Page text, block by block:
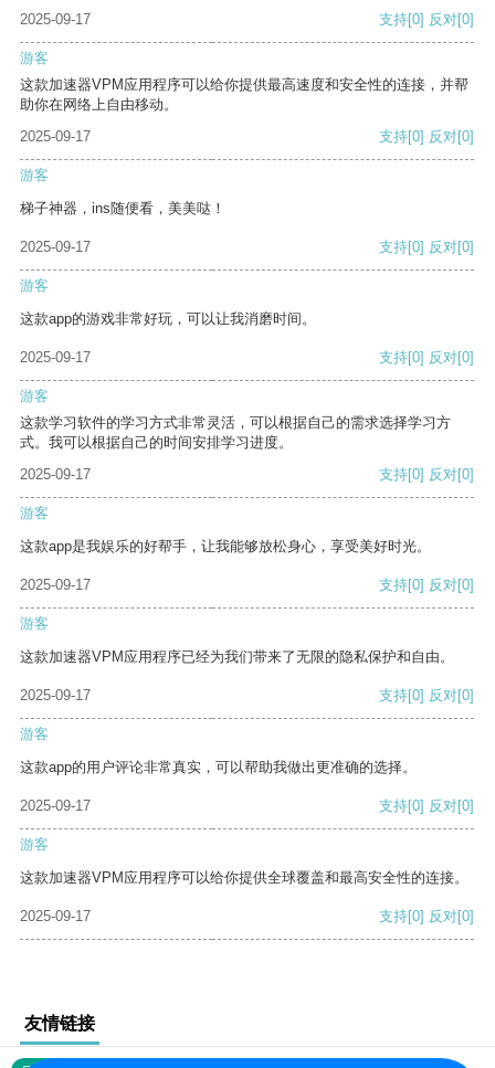
2025-09-17
支持[0] 反对[0]
游客
这款加速器VPM应用程序可以给你提供最高速度和安全性的连接，并帮
助你在网络上自由移动。
2025-09-17
支持[0] 反对[0]
游客
梯子神器，ins随便看，美美哒！
2025-09-17 支持[0] 反对[0]
游客
这款app的游戏非常好玩，可以让我消磨时间。
2025-09-17 支持[0] 反对[0]
游客
这款学习软件的学习方式非常灵活，可以根据自己的需求选择学习方
式。我可以根据自己的时间安排学习进度。
2025-09-17
支持[0] 反对[0]
游客
这款app是我娱乐的好帮手，让我能够放松身心，享受美好时光。
2025-09-17 支持[0] 反对[0]
游客
这款加速器VPM应用程序已经为我们带来了无限的隐私保护和自由。
2025-09-17 支持[0] 反对[0]
游客
这款app的用户评论非常真实，可以帮助我做出更准确的选择。
2025-09-17 支持[0] 反对[0]
游客
这款加速器VPM应用程序可以给你提供全球覆盖和最高安全性的连接。
2025-09-17 支持[0] 反对[0]
友情链接